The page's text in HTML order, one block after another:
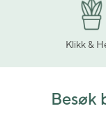
Klikk &
Besøk